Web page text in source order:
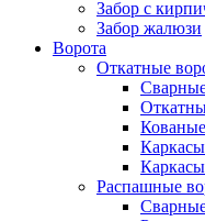
Забор с
Забор жалюзи
Ворота
Откатные
Распашные